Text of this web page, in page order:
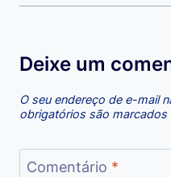
Deixe um
O seu endereço de e-mail
obrigatórios são marcados
Comentário *